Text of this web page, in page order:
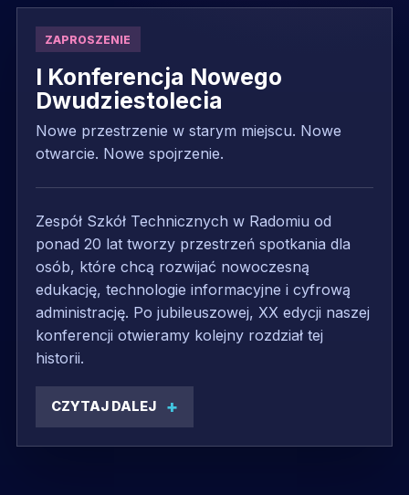
ZAPROSZENIE
I Konferencja Nowego
Dwudziestolecia
Nowe przestrzenie w starym miejscu. Nowe
otwarcie. Nowe spojrzenie.
Zespół Szkół Technicznych w Radomiu od
ponad 20 lat tworzy przestrzeń spotkania dla
osób, które chcą rozwijać nowoczesną
edukację, technologie informacyjne i cyfrową
administrację. Po jubileuszowej, XX edycji naszej
konferencji otwieramy kolejny rozdział tej
historii.
CZYTAJ DALEJ